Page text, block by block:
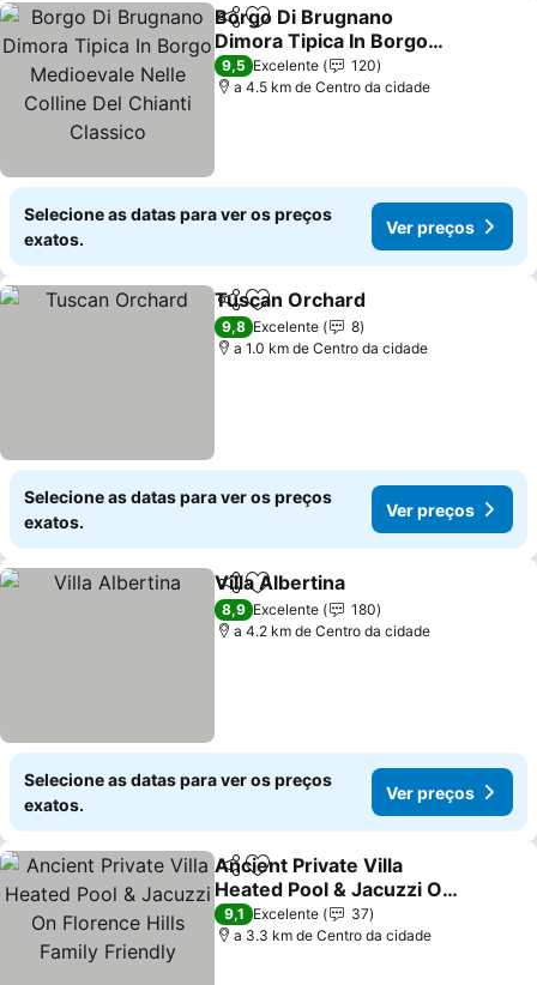
PartilharAdicionar aos favoritos
Borgo Di Brugnano
Dimora Tipica In Borgo
Medioevale Nelle Colline
Del Chianti Classico
9,5 Excelente
120
a 4.5 km de Centro da cidade
Selecione as datas para ver os preços
exatos.
Ver preços
PartilharAdicionar aos favoritos
Tuscan Orchard
9,8 Excelente
8
a 1.0 km de Centro da cidade
Selecione as datas para ver os preços
exatos.
Ver preços
PartilharAdicionar aos favoritos
Villa Albertina
8,9 Excelente
180
a 4.2 km de Centro da cidade
Selecione as datas para ver os preços
exatos.
Ver preços
PartilharAdicionar aos favoritos
Ancient Private Villa
Heated Pool & Jacuzzi On
Florence Hills Family
Friendly
9,1 Excelente
37
a 3.3 km de Centro da cidade